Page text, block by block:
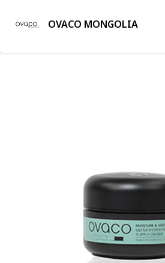
OVACO MONGOLIA